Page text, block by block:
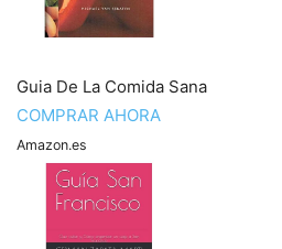
Guia De La Comida Sana
COMPRAR AHORA
Amazon.es